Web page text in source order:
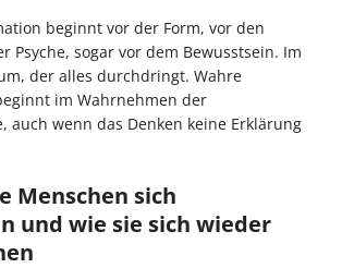
beginnt vor der Form, vor den
Psyche, sogar vor dem Bewusstsein. Im
der alles durchdringt. Wahre
im Wahrnehmen der
auch wenn das Denken keine Erklärung
Menschen sich
und wie sie sich wieder